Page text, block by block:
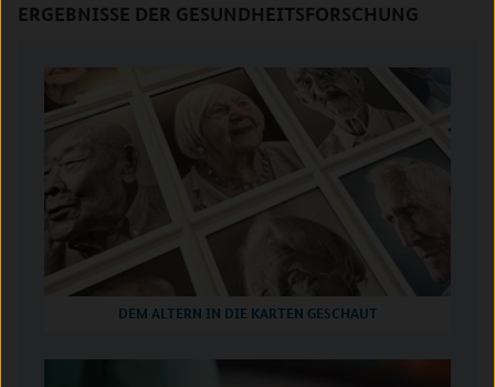
ERGEBNISSE DER GESUNDHEITSFORSCHUNG
DEM ALTERN IN DIE KARTEN GESCHAUT